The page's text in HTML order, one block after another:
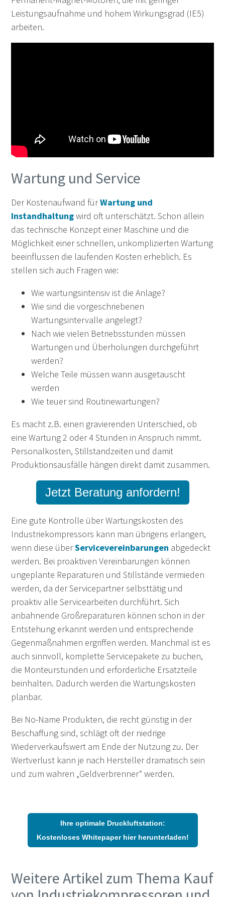
Leistungsaufnahme und hohem Wirkungsgrad (IE5)
arbeiten.
Wartung und Service
Der Kostenaufwand fürWartung und
Instandhaltungwird oft unterschätzt. Schon allein
das technische Konzept einer Maschine und die
Möglichkeit einer schnellen, unkomplizierten Wartung
beeinflussen die laufenden Kosten erheblich. Es
stellen sich auch Fragen wie:
Wie wartungsintensiv ist die Anlage?
Wie sind die vorgeschriebenen
Wartungsintervalle angelegt?
Nach wie vielen Betriebsstunden müssen
Wartungen und Überholungen durchgeführt
werden?
Welche Teile müssen wann ausgetauscht
werden
Wie teuer sind Routinewartungen?
Es macht z.B. einen gravierenden Unterschied, ob
eine Wartung 2 oder 4 Stunden in Anspruch nimmt.
Personalkosten, Stillstandzeiten und damit
Produktionsausfälle hängen direkt damit zusammen.
Jetzt Beratung anfordern!
Eine gute Kontrolle über Wartungskosten des
Industriekompressors kann man übrigens erlangen,
wenn diese überServicevereinbarungen abgedeckt
werden. Bei proaktiven Vereinbarungen können
ungeplante Reparaturen und Stillstände vermieden
werden, da der Servicepartner selbsttätig und
proaktiv alle Servicearbeiten durchführt. Sich
anbahnende Großreparaturen können schon in der
Entstehung erkannt werden und entsprechende
Gegenmaßnahmen ergriffen werden. Manchmal ist es
auch sinnvoll, komplette Servicepakete zu buchen,
die Monteurstunden und erforderliche Ersatzteile
beinhalten. Dadurch werden die Wartungskosten
planbar.
Bei No-Name Produkten, die recht günstig in der
Beschaffung sind, schlägt oft der niedrige
Wiederverkaufswert am Ende der Nutzung zu. Der
Wertverlust kann je nach Hersteller dramatisch sein
und zum wahren „Geldverbrenner“ werden.
Ihre optimale Druckluftstation:
Kostenloses Whitepaper hier herunterladen!
Weitere Artikel zum Thema Kauf